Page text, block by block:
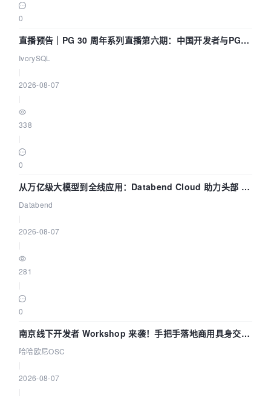
0
直播预告｜PG 30 周年系列直播第六期：中国开发者与PG内
核——我们改得动吗？我们贡献了什么？
IvorySQL
2026-08-07
338
0
从万亿级大模型到全线应用：Databend Cloud 助力头部 AI
企业构建全链路 Trace 数据管道
Databend
2026-08-07
281
0
南京线下开发者 Workshop 来袭！手把手落地商用具身交互
智能 Agent 应用
哈哈欧尼OSC
2026-08-07